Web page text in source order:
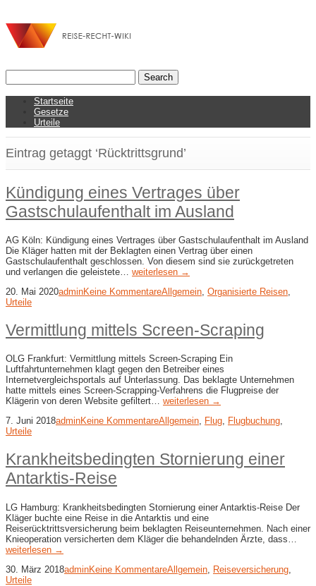
Startseite
Gesetze
Urteile
Eintrag getaggt ‘Rücktrittsgrund’
Kündigung eines Vertrages über
Gastschulaufenthalt im Ausland
AG Köln: Kündigung eines Vertrages über Gastschulaufenthalt im Ausland
Die Kläger hatten mit der Beklagten einen Vertrag über einen
Gastschulaufenthalt geschlossen. Von diesem sind sie zurückgetreten
und verlangen die geleistete… weiterlesen →
20. Mai 2020adminKeine KommentareAllgemein, Organisierte Reisen,
Urteile
Vermittlung mittels Screen-​Scraping
OLG Frankfurt: Vermittlung mittels Screen-​Scraping Ein
Luftfahrtunternehmen klagt gegen den Betreiber eines
Internetvergleichsportals auf Unterlassung. Das beklagte Unternehmen
hatte mittels eines Screen-Scrapping-Verfahrens die Flugpreise der
Klägerin von deren Website gefiltert… weiterlesen →
7. Juni 2018adminKeine KommentareAllgemein, Flug, Flugbuchung,
Urteile
Krankheitsbedingten Stornierung einer
Antarktis-​Reise
LG Hamburg: Krankheitsbedingten Stornierung einer Antarktis-​Reise Der
Kläger buchte eine Reise in die Antarktis und eine
Reiserücktrittsversicherung beim beklagten Reiseunternehmen. Nach einer
Knieoperation versicherten dem Kläger die behandelnden Ärzte, dass…
weiterlesen →
30. März 2018adminKeine KommentareAllgemein Reiseversicherung
Urteile